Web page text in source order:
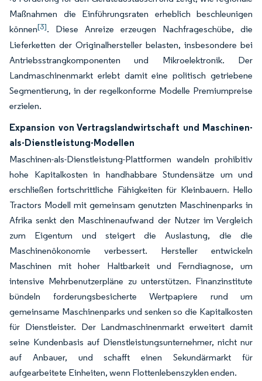
Maßnahmen die Einführungsraten erheblich beschleunigen
können[3]. Diese Anreize erzeugen Nachfrageschübe, die
Lieferketten der Originalhersteller belasten, insbesondere bei
Antriebsstrangkomponenten und Mikroelektronik. Der
Landmaschinenmarkt erlebt damit eine politisch getriebene
Segmentierung, in der regelkonforme Modelle Premiumpreise
erzielen.
Expansion von Vertragslandwirtschaft und Maschinen-
als-Dienstleistung-Modellen
Maschinen-als-Dienstleistung-Plattformen wandeln prohibitiv
hohe Kapitalkosten in handhabbare Stundensätze um und
erschließen fortschrittliche Fähigkeiten für Kleinbauern. Hello
Tractors Modell mit gemeinsam genutzten Maschinenparks in
Afrika senkt den Maschinenaufwand der Nutzer im Vergleich
zum Eigentum und steigert die Auslastung, die die
Maschinenökonomie verbessert. Hersteller entwickeln
Maschinen mit hoher Haltbarkeit und Ferndiagnose, um
intensive Mehrbenutzerpläne zu unterstützen. Finanzinstitute
bündeln forderungsbesicherte Wertpapiere rund um
gemeinsame Maschinenparks und senken so die Kapitalkosten
für Dienstleister. Der Landmaschinenmarkt erweitert damit
seine Kundenbasis auf Dienstleistungsunternehmer, nicht nur
auf Anbauer, und schafft einen Sekundärmarkt für
aufgearbeitete Einheiten, wenn Flottenlebenszyklen enden.